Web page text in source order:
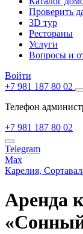
Проверить
3D тур
Рестораны
Услуги
Вопросы и
Войти
+7 981 187 80 02
Телефон
+7 981 187 80 02
Telegram
Max
Карелия,
Аренда